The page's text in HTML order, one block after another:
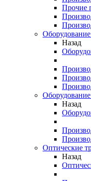
Прочие
Назад
Назад
Оптические
Назад